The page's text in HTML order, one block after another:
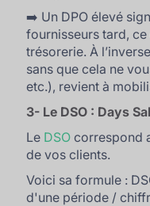
➡️ Un DPO élevé
fournisseurs tard,
trésorerie. À
sans que cela ne
etc.), revient à
3- Le DSO : Days
Le DSO correspond
de vos clients.
Voici sa formule :
d'une période /